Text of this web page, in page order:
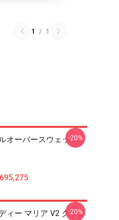
1 / 1
オーバースウェットシ
-20%
ィー マリア V2 クラシ
-20%